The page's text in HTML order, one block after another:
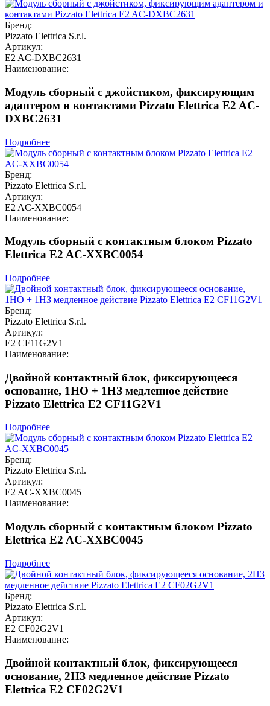
Бренд:
Pizzato Elettrica S.r.l.
Артикул:
E2 AC-DXBC2631
Наименование:
Модуль сборный с джойстиком, фиксирующим
адаптером и контактами Pizzato Elettrica E2 AC-
DXBC2631
Подробнее
Бренд:
Pizzato Elettrica S.r.l.
Артикул:
E2 AC-XXBC0054
Наименование:
Модуль сборный с контактным блоком Pizzato
Elettrica E2 AC-XXBC0054
Подробнее
Бренд:
Pizzato Elettrica S.r.l.
Артикул:
E2 CF11G2V1
Наименование:
Двойной контактный блок, фиксирующееся
основание, 1НО + 1НЗ медленное действие
Pizzato Elettrica E2 CF11G2V1
Подробнее
Бренд:
Pizzato Elettrica S.r.l.
Артикул:
E2 AC-XXBC0045
Наименование:
Модуль сборный с контактным блоком Pizzato
Elettrica E2 AC-XXBC0045
Подробнее
Бренд:
Pizzato Elettrica S.r.l.
Артикул:
E2 CF02G2V1
Наименование:
Двойной контактный блок, фиксирующееся
основание, 2НЗ медленное действие Pizzato
Elettrica E2 CF02G2V1